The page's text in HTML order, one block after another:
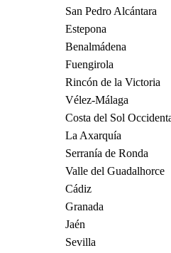
San Pedro Alcántara
Estepona
Benalmádena
Fuengirola
Rincón de la Victoria
Vélez-Málaga
Costa del Sol
La Axarquía
Serranía de Ronda
Valle del Guadalhorce
Cádiz
Granada
Jaén
Sevilla